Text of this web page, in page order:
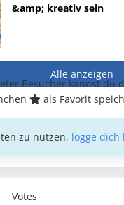
&amp; kreativ sein
Alle anzeigen
Besucher kannst du
als Favorit
zu nutzen, logge dich
Votes